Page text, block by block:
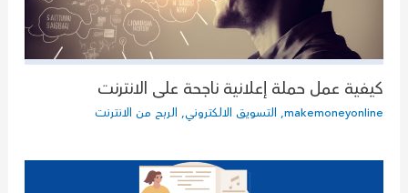
كيفية عمل حملة إعلانية ناجحة على الانترنت
makemoneyonline
, التسويق الالكتروني, الربح من الانترنت